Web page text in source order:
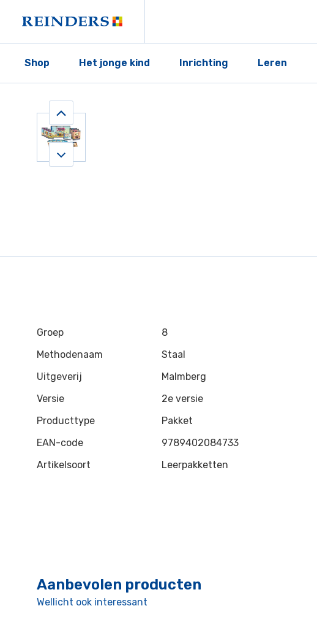
Shop Het jonge kind Inrichting Leren
Groep
8
Methodenaam
Staal
Uitgeverij
Malmberg
Versie
2e versie
Producttype
Pakket
EAN-code
9789402084733
Artikelsoort
Leerpakketten
Aanbevolen producten
Wellicht ook interessant